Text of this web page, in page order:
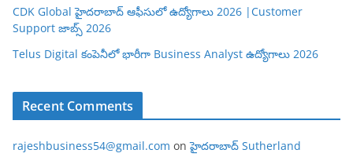
CDK Global హైదరాబాద్ ఆఫీసులో ఉద్యోగాలు 2026 |Customer
Support జాబ్స్ 2026
Telus Digital కంపెనీలో భారీగా Business Analyst ఉద్యోగాలు 2026
Recent Comments
rajeshbusiness54@gmail.com onహైదరాబాద్ Sutherland